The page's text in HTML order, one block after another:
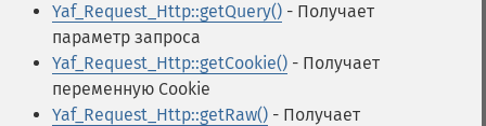
Yaf_Request_Http::getQuery() - Получает
параметр запроса
Yaf_Request_Http::getCookie() - Получает
переменную Cookie
Yaf_Request_Http::getRaw() - Получает